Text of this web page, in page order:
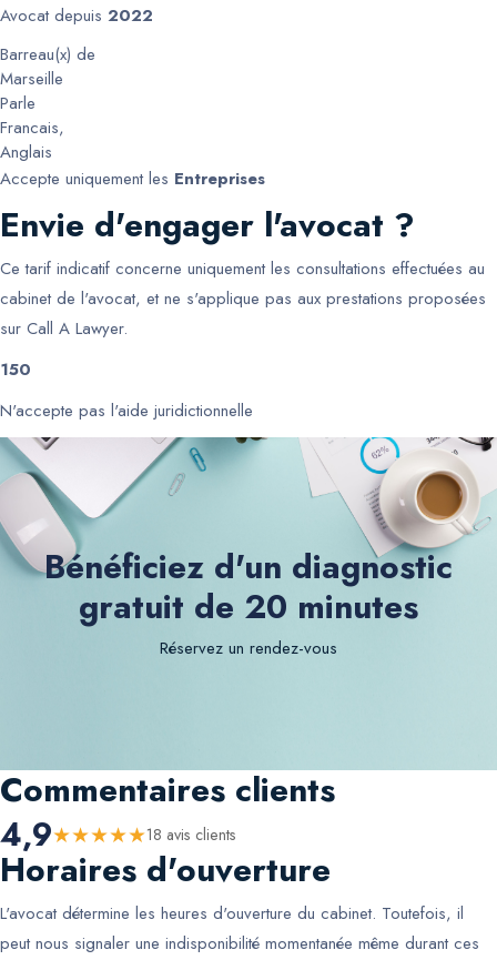
Avocat depuis 2022
Barreau(x) de
Marseille
Parle
Francais,
Anglais
Accepte uniquement les Entreprises
Envie d'engager l'avocat ?
Ce tarif indicatif concerne uniquement les consultations effectuées au
cabinet de l'avocat, et ne s'applique pas aux prestations proposées
sur Call A Lawyer.
150
N'accepte pas l'aide juridictionnelle
Bénéficiez d'un diagnostic
gratuit de 20 minutes
Réservez un rendez-vous
Commentaires clients
4,9★★★★★18 avis clients
Horaires d'ouverture
L'avocat détermine les heures d'ouverture du cabinet. Toutefois, il
peut nous signaler une indisponibilité momentanée même durant ces